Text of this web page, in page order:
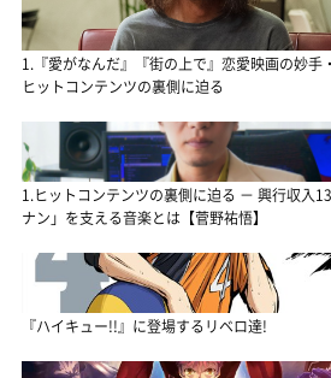
1.『愛がなんだ』『街の上で』恋愛映画の妙手
ヒットコンテンツの裏側に迫る
1.ヒットコンテンツの裏側に迫る － 興行収入
ナン」を支える音楽とは【菅野祐悟】
『ハイキュー!!』に登場するリベロ達!